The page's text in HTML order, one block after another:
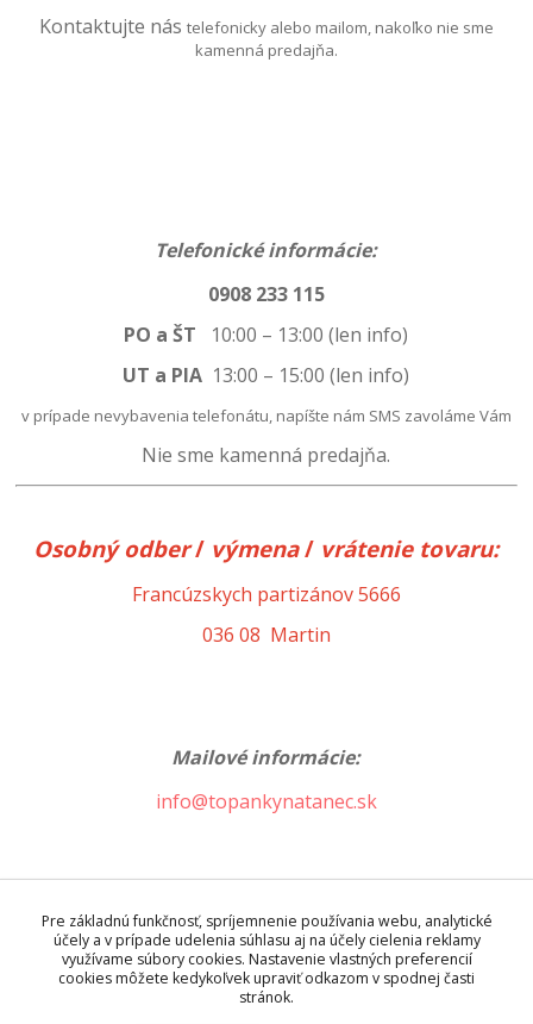
Kontaktujte nás telefonicky alebo mailom, nakoľko nie sme
kamenná predajňa.
Telefonické informácie:
0908 233 115
PO a ŠT 10:00 – 13:00 (len info)
UT a PIA 13:00 – 15:00 (len info)
v prípade nevybavenia telefonátu, napíšte nám SMS zavoláme Vám
Nie sme kamenná predajňa.
Osobný odber/ výmena/ vrátenie tovaru:
Francúzskych partizánov 5666
036 08 Martin
Mailové informácie:
info@topankynatanec.sk
Prajeme príjemné nakupovanie.
Tím topankynatanec.sk
Pre základnú funkčnosť, spríjemnenie používania webu, analytické
účely a v prípade udelenia súhlasu aj na účely cielenia reklamy
využívame súbory cookies. Nastavenie vlastných preferencií
cookies môžete kedykoľvek upraviť odkazom v spodnej časti
stránok.